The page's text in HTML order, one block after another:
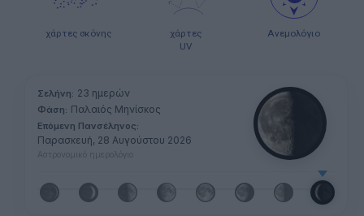
χάρτες σκόνης
χάρτες
UV
Ανεμολόγιο
Σελήνη: 23 ημερών
Φάση: Παλαιός Μηνίσκος
Επόμενη Πανσέληνος:
Παρασκευή, 28 Αυγούστου 2026
Αστρονομικό ημερολόγιο